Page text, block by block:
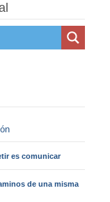
es comunicar
de una misma